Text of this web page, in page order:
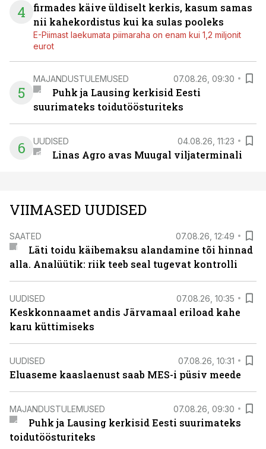
4
firmades käive üldiselt kerkis, kasum samas
nii kahekordistus kui ka sulas pooleks
E-Piimast laekumata piimaraha on enam kui 1,2 miljonit
eurot
5
MAJANDUSTULEMUSED 07.08.26, 09:30
Puhk ja Lausing kerkisid Eesti
suurimateks toidutöösturiteks
6 UUDISED 04.08.26, 11:23
Linas Agro avas Muugal viljaterminali
VIIMASED UUDISED
SAATED 07.08.26, 12:49
Läti toidu käibemaksu alandamine tõi hinnad
alla. Analüütik: riik teeb seal tugevat kontrolli
UUDISED 07.08.26, 10:35
Keskkonnaamet andis Järvamaal eriload kahe
karu küttimiseks
UUDISED 07.08.26, 10:31
Eluaseme kaaslaenust saab MES-i püsiv meede
MAJANDUSTULEMUSED 07.08.26, 09:30
Puhk ja Lausing kerkisid Eesti suurimateks
toidutöösturiteks